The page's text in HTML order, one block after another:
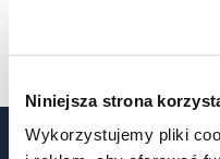
Niniejsza strona
Wykorzystujemy pliki